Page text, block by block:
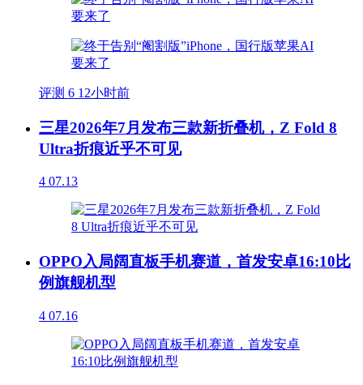
评测 6 12小时前
三星2026年7月发布三款新折叠机，Z Fold 8
Ultra折痕近乎不可见
4 07.13
OPPO入局阔直板手机赛道，首发安卓16:10比
例旗舰机型
4 07.16